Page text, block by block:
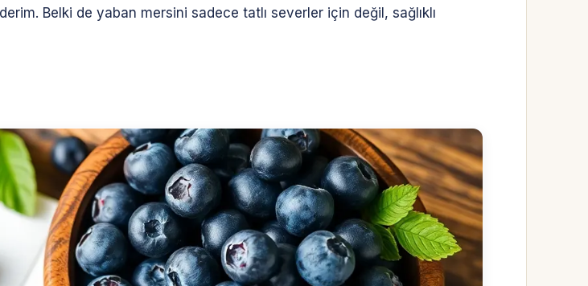
Belki de yaban mersini sadece tatlı severler için değil, sağlıklı